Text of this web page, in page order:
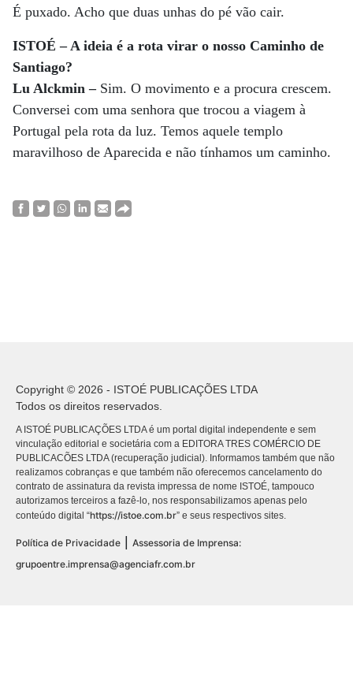
É puxado. Acho que duas unhas do pé vão cair.
ISTOÉ – A ideia é a rota virar o nosso Caminho de
Santiago?
Lu Alckmin – Sim. O movimento e a procura crescem.
Conversei com uma senhora que trocou a viagem à
Portugal pela rota da luz. Temos aquele templo
maravilhoso de Aparecida e não tínhamos um caminho.
Copyright © 2026 - ISTOÉ PUBLICAÇÕES LTDA
Todos os direitos reservados.
A ISTOÉ PUBLICAÇÕES LTDA é um portal digital independente e sem
vinculação editorial e societária com a EDITORA TRES COMÉRCIO DE
PUBLICACÕES LTDA (recuperação judicial). Informamos também que não
realizamos cobranças e que também não oferecemos cancelamento do
contrato de assinatura da revista impressa de nome ISTOÉ, tampouco
autorizamos terceiros a fazê-lo, nos responsabilizamos apenas pelo
conteúdo digital “https://istoe.com.br” e seus respectivos sites.
Política de Privacidade
Assessoria de Imprensa:
grupoentre.imprensa@agenciafr.com.br